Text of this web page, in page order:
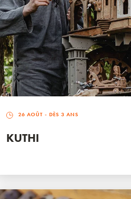
26 AOÛT - DÈS 3 ANS
KUTHI